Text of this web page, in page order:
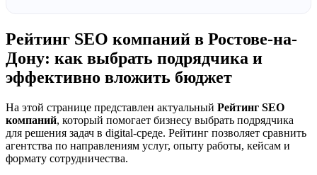
Рейтинг SEO компаний в Ростове-на-
Дону: как выбрать подрядчика и
эффективно вложить бюджет
На этой странице представлен актуальный Рейтинг SEO
компаний, который помогает бизнесу выбрать подрядчика
для решения задач в digital-среде. Рейтинг позволяет сравнить
агентства по направлениям услуг, опыту работы, кейсам и
формату сотрудничества.